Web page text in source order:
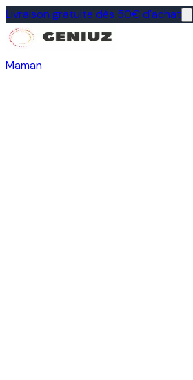
Livraison gratuite dès 50€ d'achat
Maman